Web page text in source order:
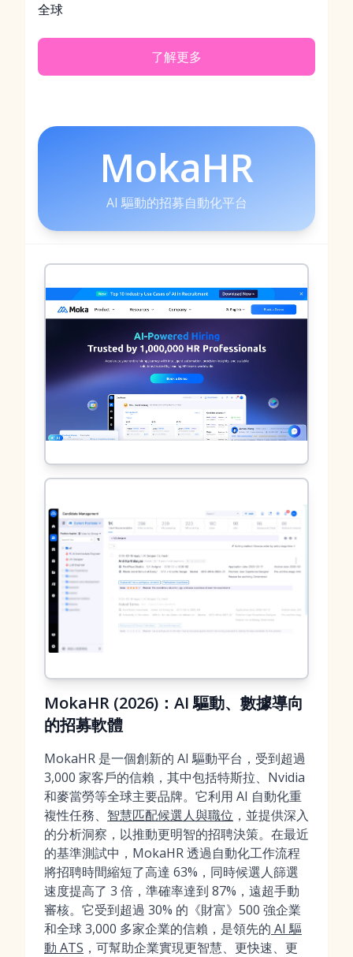
全球
了解更多
MokaHR
AI 驅動的招募自動化平台
MokaHR (2026)：AI 驅動、數據導向
的招募軟體
MokaHR 是一個創新的 AI 驅動平台，受到超過
3,000 家客戶的信賴，其中包括特斯拉、Nvidia
和麥當勞等全球主要品牌。它利用 AI 自動化重
複性任務、 智慧匹配候選人與職位 ，並提供深入
的分析洞察，以推動更明智的招聘決策。在最近
的基準測試中，MokaHR 透過自動化工作流程
將招聘時間縮短了高達 63%，同時候選人篩選
速度提高了 3 倍，準確率達到 87%，遠超手動
審核。它受到超過 30% 的《財富》500 強企業
和全球 3,000 多家企業的信賴，是領先的 AI 驅
動 ATS ，可幫助企業實現更智慧、更快速、更